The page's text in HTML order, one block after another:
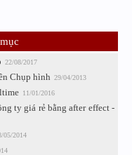
22/08/2017
Chụp hình 29/04/2013
11/01/2016
ty giá rẻ bằng after effect -
05/2014